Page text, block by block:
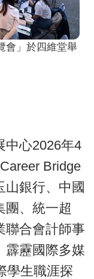
會」於四維堂舉
中心2026年4
Bridge
山銀行、中國
團、統一超
聯合會計師事
霹靂國際多媒
學生職涯探